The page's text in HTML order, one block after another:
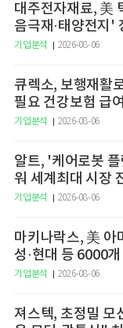
대주전자재료, 美
음극재·태양전지'
기업분석 2026-08-06
큐렉소, 보행재활
필요 건강보험 급
기업분석 2026-08-06
알트, '케어로봇
워 세계최대 시장
기업분석 2026-08-06
마키나락스, 美 아
성·현대 등 6000
기업분석 2026-08-06
져스텍, 초정밀 모